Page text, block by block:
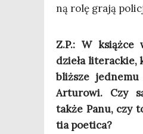
ną rolę gra­ją
Z.P.: W książ­ce
dzie­ła lite­rac­kie,
bliż­sze
Artu­ro­wi. Czy
tak­że Panu, czy
tia poetica?